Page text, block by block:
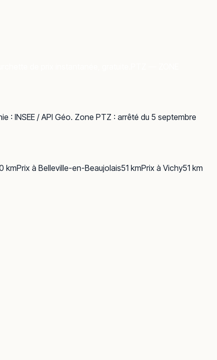
: INSEE / API Géo. Zone PTZ : arrêté du 5 septembre
kmPrix à Belleville-en-Beaujolais51 kmPrix à Vichy51 km